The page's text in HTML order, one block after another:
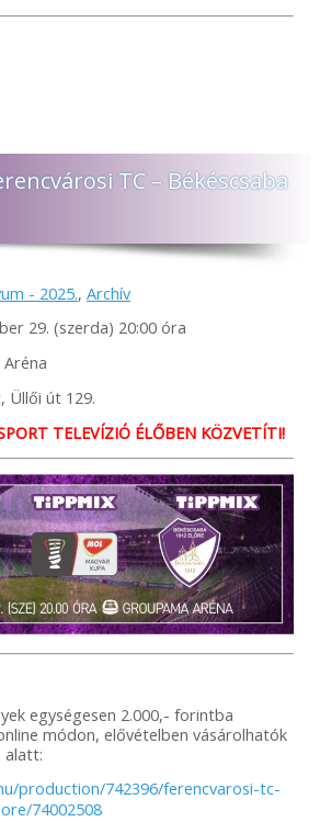
TC – Békéscsaba
- 2025., Archív
29. (szerda) 20:00 óra
Üllői út 129.
TELEVÍZIÓ ÉLŐBEN KÖZVETÍTI!
egységesen 2.000,- forintba
módon, elővételben vásárolhatók
alatt:
production/742396/ferencvarosi-tc-
74002508